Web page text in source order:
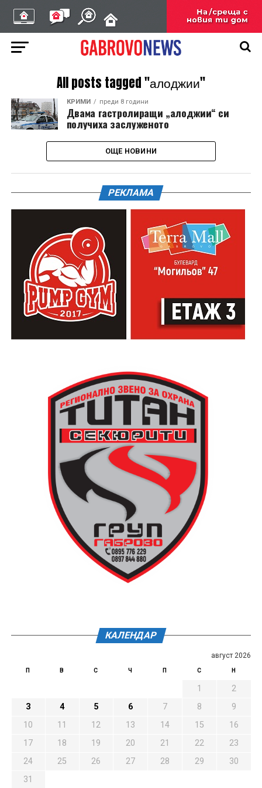
All posts tagged "алоджии"
КРИМИ преди 8 години
Двама гастролиращи „алоджии“ си
получиха заслуженото
ОЩЕ НОВИНИ
РЕКЛАМА
КАЛЕНДАР
август 2026
П В С Ч П С Н
1
2
3
4 5 6 7 8
9
10
11 12 13 14 15
16
17
18 19 20 21 22
23
24
25 26 27 28 29
30
31